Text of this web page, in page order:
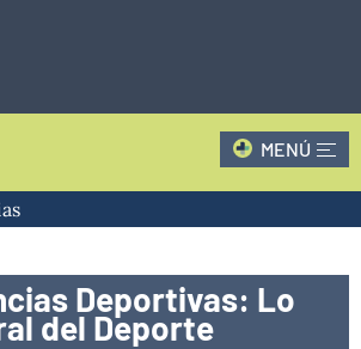
ARGENTINA
CLAUSURA - 2
TIG 0
MENÚ
Deportivas: Lo
del Deporte